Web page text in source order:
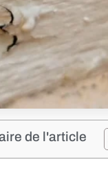
de l'article